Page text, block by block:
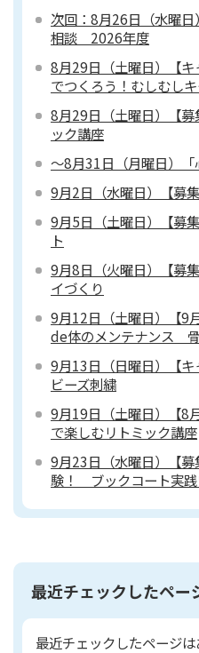
次回：8月26日（水曜
相談 2026年度
8月29日（土曜日）【
でつくろう！むしむし
8月29日（土曜日）【
ック講座
～8月31日（月曜日）
9月2日（水曜日）【募
9月5日（土曜日）【募
ト
9月8日（火曜日）【募
イづくり
9月12日（土曜日）【9
de体のメンテナンス
9月13日（日曜日）【
ビーズ刺繍
9月19日（土曜日）【8
で楽しむリトミック講座
9月23日（水曜日）【
験！ ブックコート実
最近チェックしたペー
最近チェックしたページは